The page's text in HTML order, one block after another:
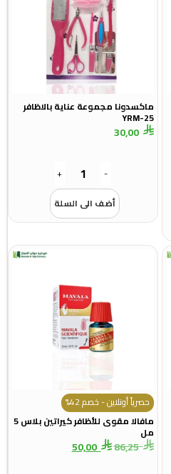
ماكسدونا مجموعة عناية بالاظافر
YRM-25
30,00
-
+
أضف الى السلة
حصرياً أونلاين - خصم 42%
مافالا مقوى للأظافر كيراتين بلاس 5
مل
86,25
50,00